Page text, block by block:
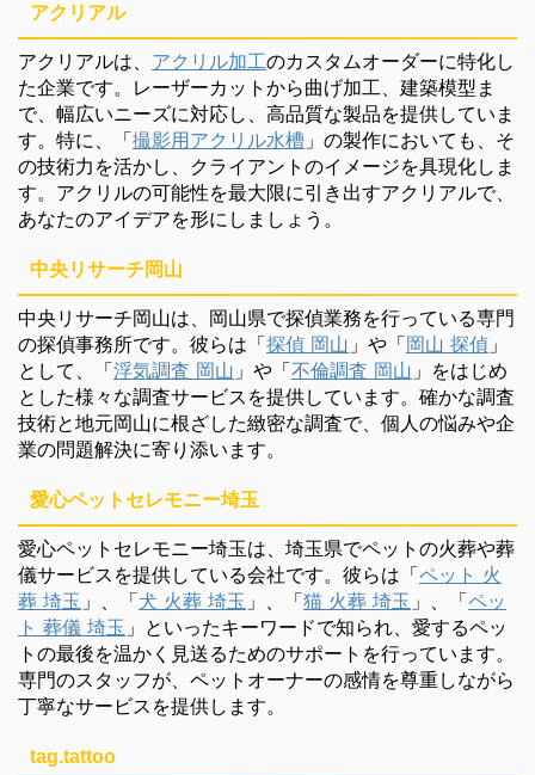
アクリアル
アクリアルは、 アクリル加工のカスタムオーダーに特化し
た企業です。レーザーカットから曲げ加工、建築模型ま
で、幅広いニーズに対応し、高品質な製品を提供していま
す。特に、「撮影用アクリル水槽 」の製作においても、そ
の技術力を活かし、クライアントのイメージを具現化しま
す。アクリルの可能性を最大限に引き出すアクリアルで、
あなたのアイデアを形にしましょう。
中央リサーチ岡山
中央リサーチ岡山は、岡山県で探偵業務を行っている専門
の探偵事務所です。彼らは「探偵 岡山 」や「岡山 探偵 」
として、「浮気調査 岡山 」や「不倫調査 岡山 」をはじめ
とした様々な調査サービスを提供しています。確かな調査
技術と地元岡山に根ざした緻密な調査で、個人の悩みや企
業の問題解決に寄り添います。
愛心ペットセレモニー埼玉
愛心ペットセレモニー埼玉は、埼玉県でペットの火葬や葬
儀サービスを提供している会社です。彼らは「ペット 火
葬 埼玉 」、「犬 火葬 埼玉 」、「猫 火葬 埼玉 」、「ペッ
ト 葬儀 埼玉 」といったキーワードで知られ、愛するペッ
トの最後を温かく見送るためのサポートを行っています。
専門のスタッフが、ペットオーナーの感情を尊重しながら
丁寧なサービスを提供します。
tag.tattoo